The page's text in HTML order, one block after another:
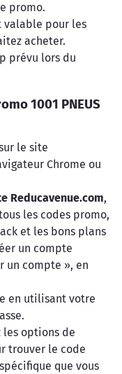
promo.
valable pour les
acheter.
prévu lors du
1001 PNEUS
le site
Chrome ou
Reducavenue.com,
les codes promo,
et les bons plans
un compte
un compte », en
en utilisant votre
les options de
trouver le code
que vous